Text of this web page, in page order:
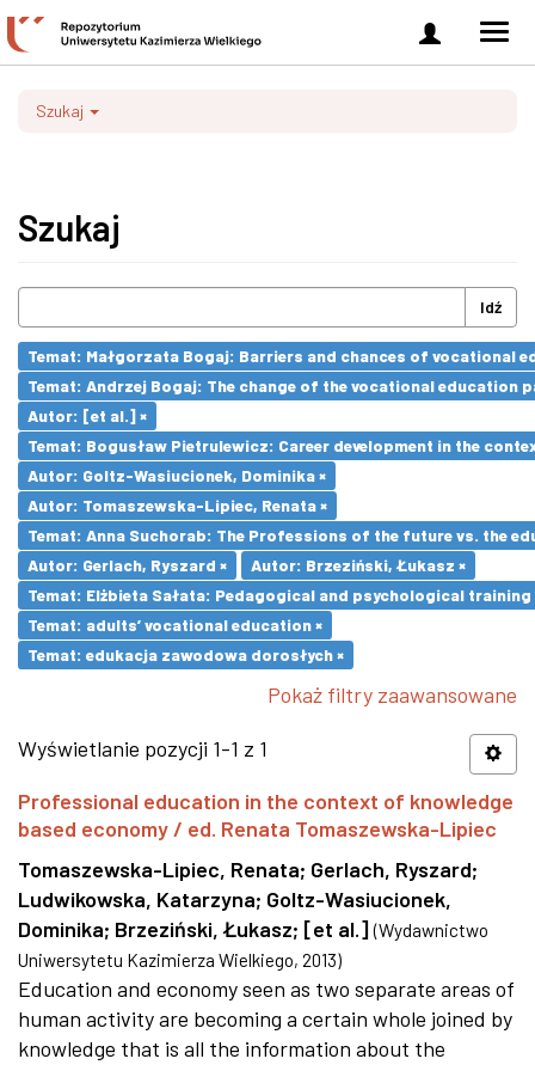
Zaloguj
się
Szukaj
Szukaj
Idź
Temat: Małgorzata Bogaj: Barriers and chances of vocational
Temat: Andrzej Bogaj: The change of the vocational education
Autor: [et al.] ×
Temat: Bogusław Pietrulewicz: Career development in the
Autor: Goltz-Wasiucionek, Dominika ×
Autor: Tomaszewska-Lipiec, Renata ×
Temat: Anna Suchorab: The Professions of the future vs. the
Autor: Gerlach, Ryszard ×
Autor: Brzeziński, Łukasz ×
Temat: Elżbieta Sałata: Pedagogical and psychological
Temat: adults’ vocational education ×
Temat: edukacja zawodowa dorosłych ×
Pokaż filtry zaawansowane
Wyświetlanie pozycji 1-1 z 1
Professional education in the context of knowledge
based economy / ed. Renata Tomaszewska-Lipiec
Tomaszewska-Lipiec, Renata; Gerlach, Ryszard;
Ludwikowska, Katarzyna; Goltz-Wasiucionek,
Dominika; Brzeziński, Łukasz; [et al.] (Wydawnictwo
Uniwersytetu Kazimierza Wielkiego, 2013)
Education and economy seen as two separate areas of
human activity are becoming a certain whole joined by
knowledge that is all the information about the